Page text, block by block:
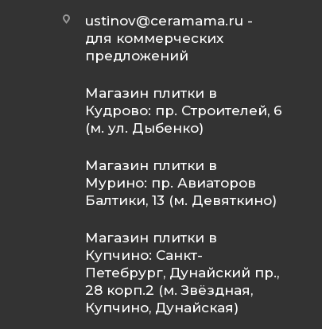
ustinov@ceramama.ru -
для коммерческих
предложений
Магазин плитки в
Кудрово: пр. Строителей, 6
(м. ул. Дыбенко)
Магазин плитки в
Мурино: пр. Авиаторов
Балтики, 13 (м. Девяткино)
Магазин плитки в
Купчино: Санкт-
Петебрург, Дунайский пр.,
28 корп.2 (м. Звёздная,
Купчино, Дунайская)